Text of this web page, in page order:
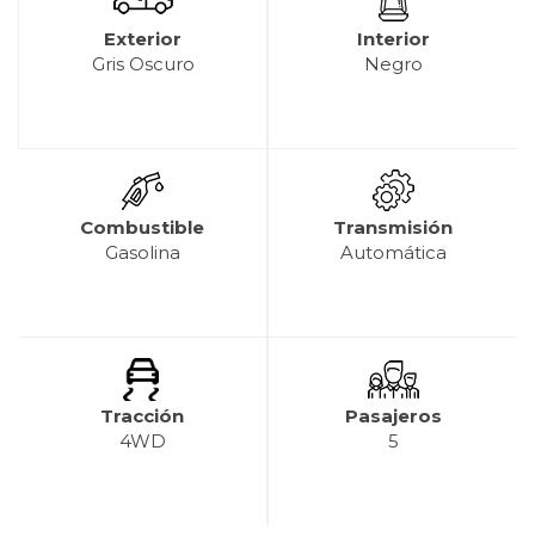
Exterior
Gris Oscuro
Interior
Negro
Combustible
Gasolina
Transmisión
Automática
Tracción
4WD
Pasajeros
5